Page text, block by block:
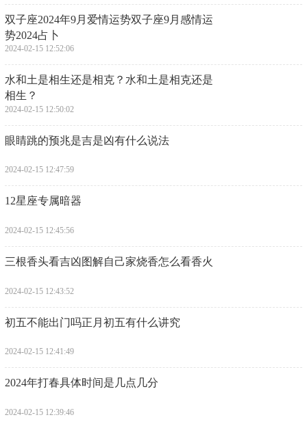
​双子座2024年9月爱情运势双子座9月感情运
势2024占卜
2024-02-15 12:52:06
​水和土是相生还是相克？水和土是相克还是
相生？
2024-02-15 12:50:02
​眼睛跳的预兆是吉是凶有什么说法
2024-02-15 12:47:59
​12星座专属暗器
2024-02-15 12:45:56
​三根香头看吉凶图解自己家烧香怎么看香火
2024-02-15 12:43:52
​初五不能出门吗正月初五有什么讲究
2024-02-15 12:41:49
​2024年打春具体时间是几点几分
2024-02-15 12:39:46